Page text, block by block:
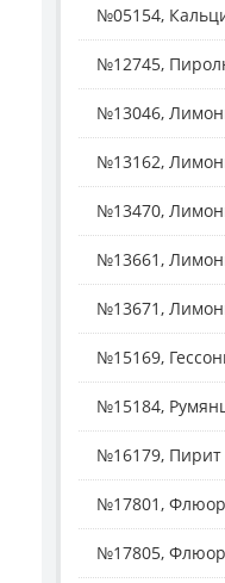
№05154,
№12745,
№13046,
№13162,
№13470,
№13661,
№13671,
№15169,
№15184,
№16179, Пирит
№17801,
№17805,